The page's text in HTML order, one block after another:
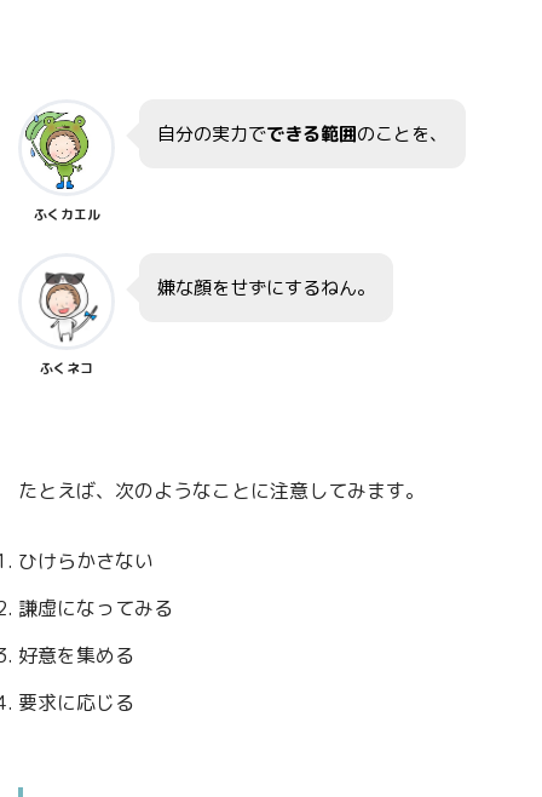
ふくカエル
自分の実力でできる範囲のことを、
ふくネコ
嫌な顔をせずにするねん。
たとえば、次のようなことに注意してみます。
ひけらかさない
謙虚になってみる
好意を集める
要求に応じる